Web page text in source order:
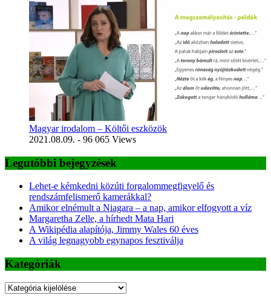
Magyar irodalom – Költői eszközök
2021.08.09. - 96 065 Views
Legutóbbi bejegyzések
Lehet-e kémkedni közúti forgalommegfigyelő és
rendszámfelismerő kamerákkal?
Amikor elnémult a Niagara – a nap, amikor elfogyott a víz
Margaretha Zelle, a hírhedt Mata Hari
A Wikipédia alapítója, Jimmy Wales 60 éves
A világ legnagyobb egynapos fesztiválja
Kategóriák
Kategóriák